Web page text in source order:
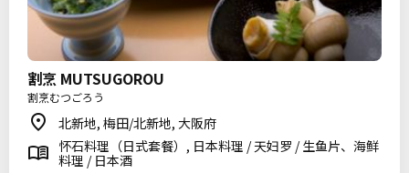
割烹 MUTSUGOROU
割烹むつごろう
北新地, 梅田/北新地, 大阪府
怀石料理（日式套餐）, 日本料理 / 天妇罗 / 生鱼片、海鲜
料理 / 日本酒